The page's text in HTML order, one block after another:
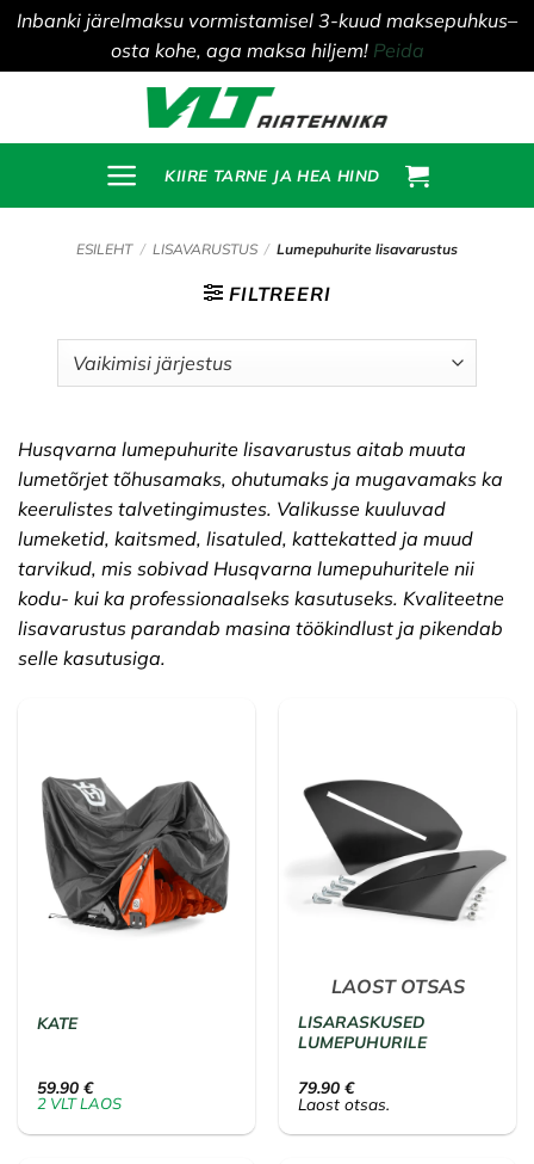
Inbanki järelmaksu vormistamisel 3-kuud maksepuhkus–
osta kohe, aga maksa hiljem! Peida
content
KIIRE TARNE JA HEA HIND
ESILEHT / LISAVARUSTUS / Lumepuhurite lisavarustus
FILTREERI
Husqvarna lumepuhurite lisavarustus aitab muuta
lumetõrjet tõhusamaks, ohutumaks ja mugavamaks ka
keerulistes talvetingimustes. Valikusse kuuluvad
lumeketid, kaitsmed, lisatuled, kattekatted ja muud
tarvikud, mis sobivad Husqvarna lumepuhuritele nii
kodu- kui ka professionaalseks kasutuseks. Kvaliteetne
lisavarustus parandab masina töökindlust ja pikendab
selle kasutusiga.
KATE
59.90€
2 VLT LAOS
LAOST OTSAS
LISARASKUSED
LUMEPUHURILE
79.90€
Laost otsas.